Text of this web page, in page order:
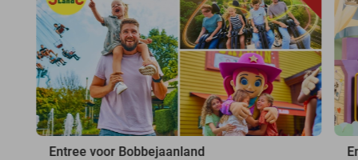
Entree voor Bobbejaanland